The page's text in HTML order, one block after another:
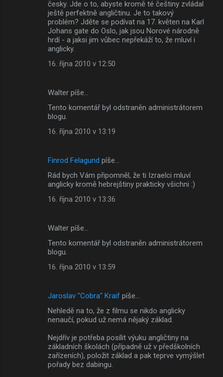
česky. Jde o to, abyste kromě té češtiny zvládal
ještě perfektně angličtinu. Je to takový
problém? Jděte se podívat na 17. květen na Karl
Johans gate do Oslo, jak jsou Norové národně
hrdí - a jaksi jim vůbec nepřekáží to, že mluví i
anglicky.
16. října 2010 v 12:50
Walter píše…
Tento komentář byl odstraněn administrátorem
blogu.
16. října 2010 v 13:19
Finrod Felagund píše…
Rád bych Vám připomněl, že ti Izraelci mluví
anglicky kromě hebrejštiny prakticky všichni :)
16. října 2010 v 13:36
Walter píše…
Tento komentář byl odstraněn administrátorem
blogu.
16. října 2010 v 13:59
Jaroslav "Cobra" Kraif píše…
Nehledě na to, že z filmu se nikdo anglicky
nenaučí, pokud už nemá nějaký základ.
Nejdřív je potřeba posílit výuku angličtiny na
základních školách (případně už v předškolních
zařízeních), položit základ a pak teprve vymýšlet
pořady bez dabingu.